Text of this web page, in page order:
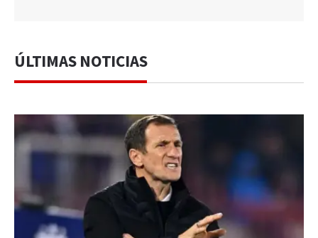
ÚLTIMAS NOTICIAS